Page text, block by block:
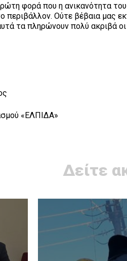
φορά που η ανικανότητα
περιβάλλον. Ούτε βέβαια μας
τα πληρώνουν πολύ ακριβά
«ΕΛΠΙΔΑ»
Δείτε